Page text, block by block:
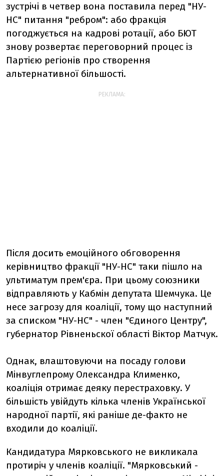
зустрічі в четвер вона поставила перед "НУ-
НС" питання "ребром": або фракція
погоджується на кадрові ротації, або БЮТ
знову розвертає переговорний процес із
Партією регіонів про створення
альтернативної більшості.
РЕКЛАМА:
Після досить емоційного обговорення
керівництво фракції "НУ-НС" таки пішло на
ультиматум прем'єра. При цьому союзники
відправляють у Кабмін депутата Шемчука. Це
несе загрозу для коаліції, тому що наступний
за списком "НУ-НС" - член "Єдиного Центру",
губернатор Рівненьскої області Віктор Матчук.
Однак, влаштовуючи на посаду голови
Мінвуглепрому Олександра Клименко,
коаліція отримає деяку перестраховку. У
більшість увійдуть кілька членів Української
народної партії, які раніше де-факто не
входили до коаліції.
Кандидатура Мярковського не викликала
протиріч у членів коаліції. "Мярковський -